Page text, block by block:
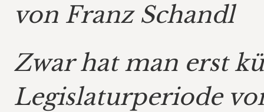
von Franz Schandl
Zwar hat man erst
Legislaturperiode